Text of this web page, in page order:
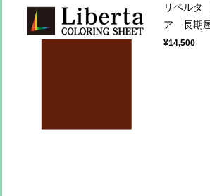
リベル
ア 長期
¥14,500